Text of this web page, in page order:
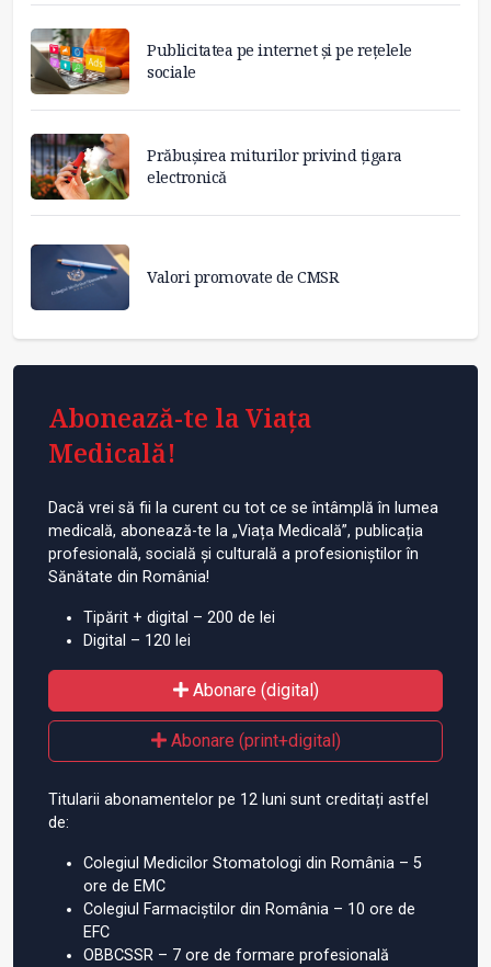
Publicitatea pe internet și pe rețelele
sociale
Prăbușirea miturilor privind țigara
electronică
Valori promovate de CMSR
Abonează-te la Viața
Medicală!
Dacă vrei să fii la curent cu tot ce se întâmplă în lumea
medicală, abonează-te la „Viața Medicală”, publicația
profesională, socială și culturală a profesioniștilor în
Sănătate din România!
Tipărit + digital – 200 de lei
Digital – 120 lei
Abonare (digital)
Abonare (print+digital)
Titularii abonamentelor pe 12 luni sunt creditați astfel
de:
Colegiul Medicilor Stomatologi din România – 5
ore de EMC
Colegiul Farmaciștilor din România – 10 ore de
EFC
OBBCSSR – 7 ore de formare profesională